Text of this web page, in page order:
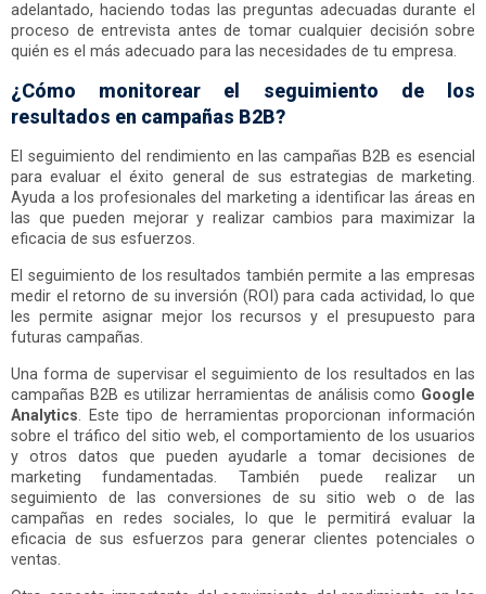
adelantado, haciendo todas las preguntas adecuadas durante el
proceso de entrevista antes de tomar cualquier decisión sobre
quién es el más adecuado para las necesidades de tu empresa.
¿Cómo monitorear el seguimiento de los
resultados en campañas B2B?
El seguimiento del rendimiento en las campañas B2B es esencial
para evaluar el éxito general de sus estrategias de marketing.
Ayuda a los profesionales del marketing a identificar las áreas en
las que pueden mejorar y realizar cambios para maximizar la
eficacia de sus esfuerzos.
El seguimiento de los resultados también permite a las empresas
medir el retorno de su inversión (ROI) para cada actividad, lo que
les permite asignar mejor los recursos y el presupuesto para
futuras campañas.
Una forma de supervisar el seguimiento de los resultados en las
campañas B2B es utilizar herramientas de análisis como Google
Analytics . Este tipo de herramientas proporcionan información
sobre el tráfico del sitio web, el comportamiento de los usuarios
y otros datos que pueden ayudarle a tomar decisiones de
marketing fundamentadas. También puede realizar un
seguimiento de las conversiones de su sitio web o de las
campañas en redes sociales, lo que le permitirá evaluar la
eficacia de sus esfuerzos para generar clientes potenciales o
ventas.